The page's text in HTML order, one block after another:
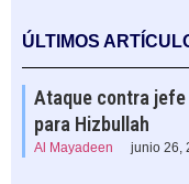
ÚLTIMOS
Ataque contra jefe
para Hizbullah
Al Mayadeen junio 26,